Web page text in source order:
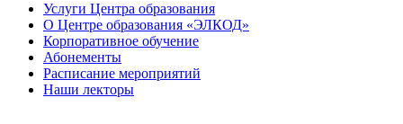
Услуги Центра образования
О Центре образования «ЭЛКОД»
Корпоративное обучение
Абонементы
Расписание мероприятий
Наши лекторы